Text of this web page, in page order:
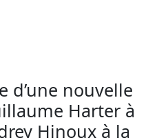
d’une nouvelle
Harter à
Hinoux à la